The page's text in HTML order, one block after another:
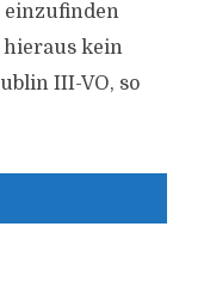
einzufinden
hieraus kein
III-VO, so